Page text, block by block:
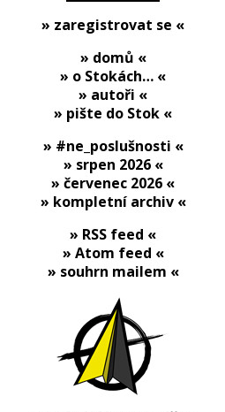
» zaregistrovat se «
» domů «
» o Stokách… «
» autoři «
» pište do Stok «
» #ne_poslušnosti «
» srpen 2026 «
» červenec 2026 «
» kompletní archiv «
» RSS feed «
» Atom feed «
» souhrn mailem «